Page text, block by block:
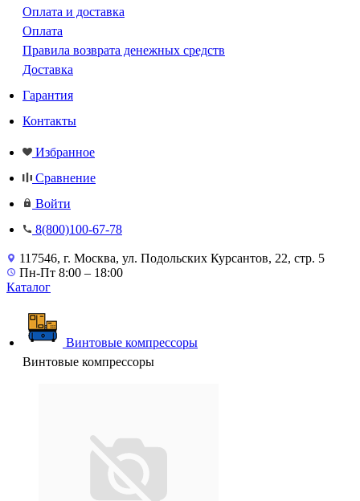
Оплата и доставка
Оплата
Правила возврата денежных средств
Доставка
Гарантия
Контакты
Избранное
Сравнение
Войти
8(800)100-67-78
117546, г. Москва, ул. Подольских Курсантов, 22, стр. 5
Пн-Пт 8:00 – 18:00
Каталог
Винтовые компрессоры
Винтовые компрессоры